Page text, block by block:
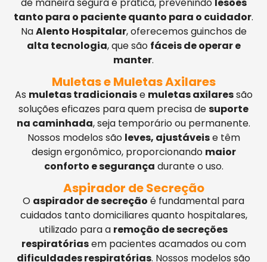
tanto para o paciente quanto para o cuidador.
NaAlento Hospitalar, oferecemos guinchos de
alta tecnologia, que são fáceis de operar e
manter.
Muletas e Muletas Axilares
As muletas tradicionaise muletas axilaressão
soluções eficazes para quem precisa desuporte
na caminhada, seja temporário ou permanente.
Nossos modelos são leves, ajustáveise têm
design ergonômico, proporcionando maior
conforto e segurança durante o uso.
Aspirador de Secreção
O aspirador de secreção é fundamental para
cuidados tanto domiciliares quanto hospitalares,
utilizado para a remoção de secreções
respiratóriasem pacientes acamados ou com
dificuldades respiratórias. Nossos modelos são